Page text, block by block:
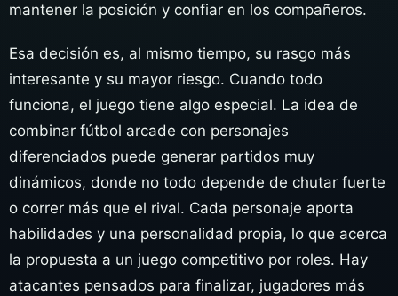
mantener la posición y confiar en los compañeros.
Esa decisión es, al mismo tiempo, su rasgo más
interesante y su mayor riesgo. Cuando todo
funciona, el juego tiene algo especial. La idea de
combinar fútbol arcade con personajes
diferenciados puede generar partidos muy
dinámicos, donde no todo depende de chutar fuerte
o correr más que el rival. Cada personaje aporta
habilidades y una personalidad propia, lo que acerca
la propuesta a un juego competitivo por roles. Hay
atacantes pensados para finalizar, jugadores más